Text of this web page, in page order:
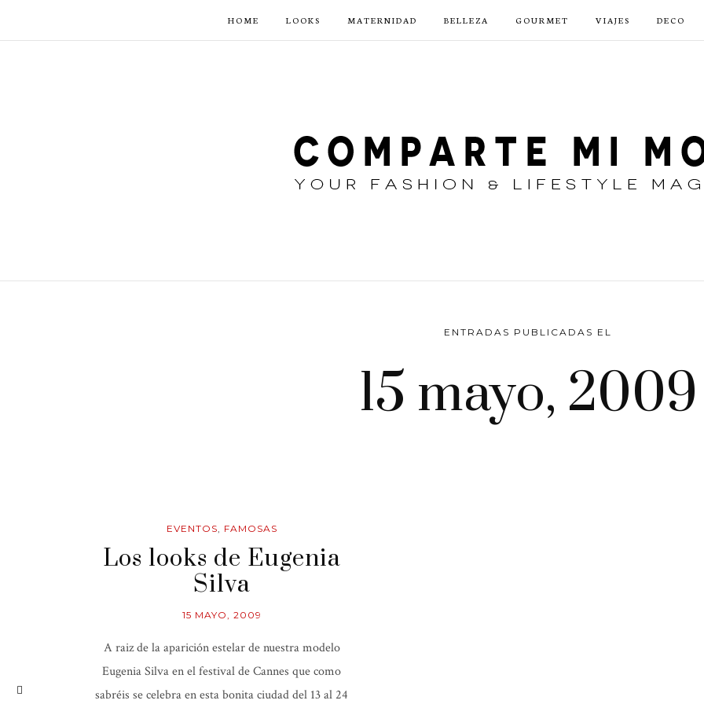
HOME LOOKS MATERNIDAD BELLEZA GOURMET VIAJES DECO
ENTRADAS PUBLICADAS EL
15 mayo, 2009
EVENTOS, FAMOSAS
Los looks de Eugenia
Silva
15 MAYO, 2009
A raiz de la aparición estelar de nuestra modelo
Eugenia Silva en el festival de Cannes que como
sabréis se celebra en esta bonita ciudad del 13 al 24